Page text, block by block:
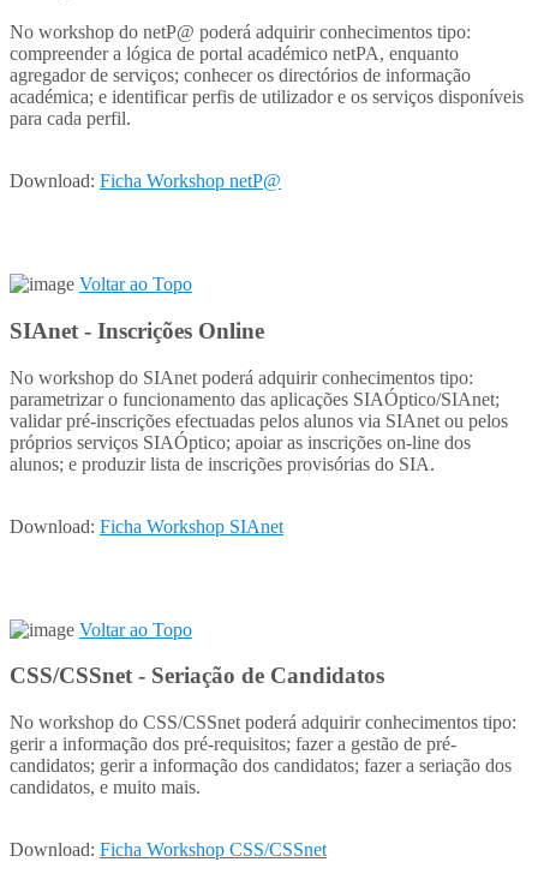
No workshop do netP@ poderá adquirir conhecimentos tipo:
compreender a lógica de portal académico netPA, enquanto
agregador de serviços; conhecer os directórios de informação
académica; e identificar perfis de utilizador e os serviços disponíveis
para cada perfil.
Download: Ficha Workshop netP@
Voltar ao Topo
SIAnet - Inscrições Online
No workshop do SIAnet poderá adquirir conhecimentos tipo:
parametrizar o funcionamento das aplicações SIAÓptico/SIAnet;
validar pré-inscrições efectuadas pelos alunos via SIAnet ou pelos
próprios serviços SIAÓptico; apoiar as inscrições on-line dos
alunos; e produzir lista de inscrições provisórias do SIA.
Download: Ficha Workshop SIAnet
Voltar ao Topo
CSS/CSSnet - Seriação de Candidatos
No workshop do CSS/CSSnet poderá adquirir conhecimentos tipo:
gerir a informação dos pré-requisitos; fazer a gestão de pré-
candidatos; gerir a informação dos candidatos; fazer a seriação dos
candidatos, e muito mais.
Download: Ficha Workshop CSS/CSSnet